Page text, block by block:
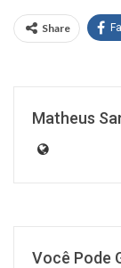
Share
Matheus
Você Pode